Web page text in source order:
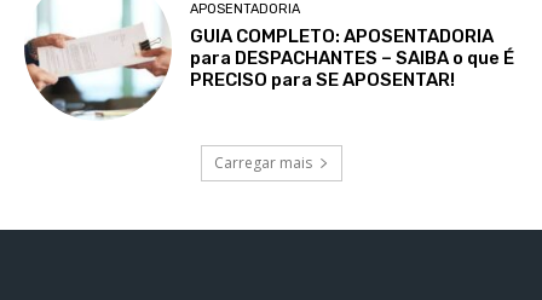
APOSENTADORIA
GUIA COMPLETO: APOSENTADORIA
para DESPACHANTES – SAIBA o que É
PRECISO para SE APOSENTAR!
Carregar mais